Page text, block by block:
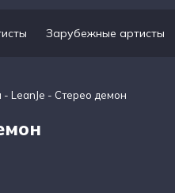
Зарубежные артисты
- LeanJe - Стерео демон